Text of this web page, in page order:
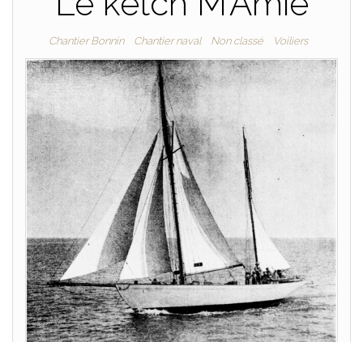
Chantier Bonnin Chantier naval Non classé Voiliers